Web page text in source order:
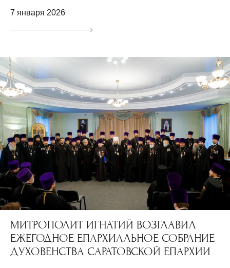
7 января 2026
МИТРОПОЛИТ ИГНАТИЙ ВОЗГЛАВИЛ
ЕЖЕГОДНОЕ ЕПАРХИАЛЬНОЕ СОБРАНИЕ
ДУХОВЕНСТВА САРАТОВСКОЙ ЕПАРХИИ